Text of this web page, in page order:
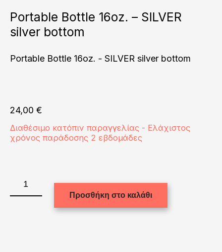
fav
Portable Bottle 16oz. – SILVER
silver bottom
Portable Bottle 16oz. - SILVER silver bottom
24,00 €
Διαθέσιμο κατόπιν παραγγελίας - Ελάχιστος
χρόνος παράδοσης 2 εβδομάδες
Bottle
16oz.
Προσθήκη στο καλάθι